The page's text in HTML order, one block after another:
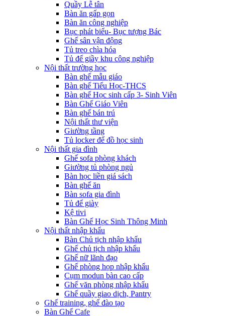
Quầy Lễ tân
Bàn ăn gấp gọn
Bàn ăn công nghiệp
Bục phát biểu- Bục tượng Bác
Ghế sân vận động
Tủ treo chìa hóa
Tủ để giầy khu công nghiệp
Nội thất trường học
Bàn ghế mẫu giáo
Bàn ghế Tiểu Học-THCS
Bàn ghế Học sinh cấp 3- Sinh Viên
Bàn Ghế Giáo Viên
Bàn ghế bán trú
Nội thất thư viện
Giường tầng
Tủ locker để đồ học sinh
Nội thất gia đình
Ghế sofa phòng khách
Giường tủ phòng ngủ
Bàn học liền giá sách
Bàn ghế ăn
Bàn sofa gia đình
Tủ để giày
Kệ tivi
Bàn Ghế Học Sinh Thông Minh
Nội thất nhập khẩu
Bàn Chủ tịch nhập khẩu
Ghế chủ tịch nhập khẩu
Ghế nữ lãnh đạo
Ghế phòng họp nhập khẩu
Cụm modun bàn cao cấp
Ghế văn phòng nhập khẩu
Ghế quầy giao dịch, Pantry
Ghế training, ghế đào tạo
Bàn Ghế Cafe